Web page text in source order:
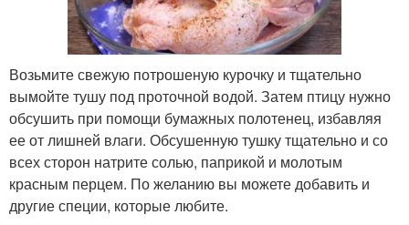
Возьмите свежую потрошеную курочку и тщательно
вымойте тушу под проточной водой. Затем птицу нужно
обсушить при помощи бумажных полотенец, избавляя
ее от лишней влаги. Обсушенную тушку тщательно и со
всех сторон натрите солью, паприкой и молотым
красным перцем. По желанию вы можете добавить и
другие специи, которые любите.